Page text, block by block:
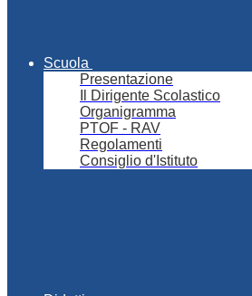
Scuola
Presentazione
Il Dirigente Scolastico
Organigramma
PTOF - RAV
Regolamenti
Consiglio d'Istituto